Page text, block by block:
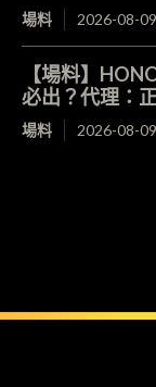
場料 2026-08-09
【場料】
必出？代理：
場料 2026-08-09